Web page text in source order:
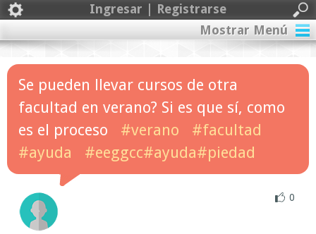
Ingresar | Registrarse
Mostrar Menú
Se pueden llevar cursos de otra
facultad en verano? Si es que sí, como
es el proceso
#verano
#facultad
#ayuda
#eeggcc#ayuda#piedad
0